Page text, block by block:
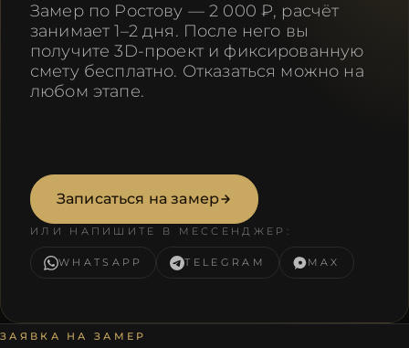
Замер по Ростову — 2 000 ₽, расчёт
занимает 1–2 дня. После него вы
получите 3D-проект и фиксированную
смету бесплатно. Отказаться можно на
любом этапе.
Записаться на замер
ИЛИ НАПИШИТЕ В МЕССЕНДЖЕР:
WHATSAPP TELEGRAM MAX
ЗАЯВКА НА ЗАМЕР